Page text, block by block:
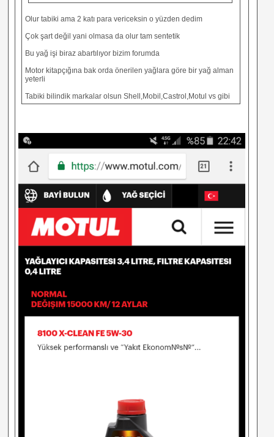
Olur tabiki ama 2 katı para vericeksin o yüzden dedim
Çok şart değil yani olmasa da olur tam sentetik
Bu yağ işi biraz abartılıyor bizim forumda
Motor kitapçığına bak orda önerilen yağlara göre bir yağ alman
yeterli
Tabiki bilindik markalar olsun Shell,Mobil,Castrol,Motul vs gibi